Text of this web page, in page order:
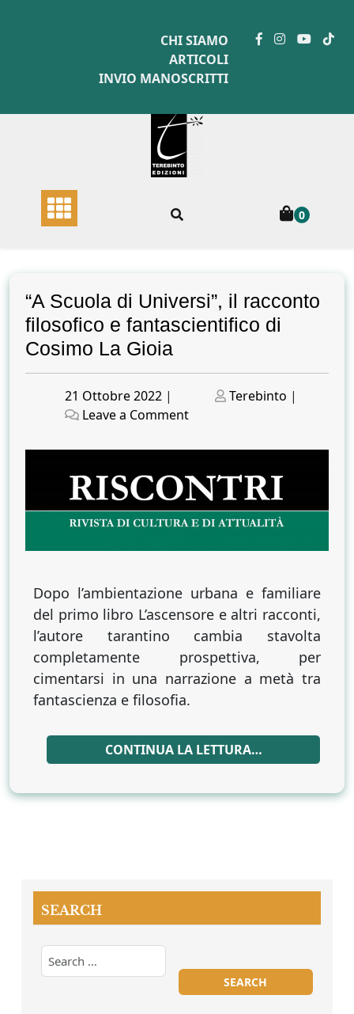
CHI SIAMO
ARTICOLI
INVIO MANOSCRITTI
0
“A Scuola di Universi”, il racconto
filosofico e fantascientifico di
Cosimo La Gioia
Posted
on
21 Ottobre 2022 |
Posted
Terebinto |
Leave a Commenton
Scuola
Universi”,
il
racconto
filosofico
fantascientifico
di
Cosimo
La
Gioia
Dopo l’ambientazione urbana e familiare
del primo libro L’ascensore e altri racconti,
l’autore tarantino cambia stavolta
completamente prospettiva, per
cimentarsi in una narrazione a metà tra
fantascienza e filosofia.
CONTINUA LA LETTURA…
SEARCH